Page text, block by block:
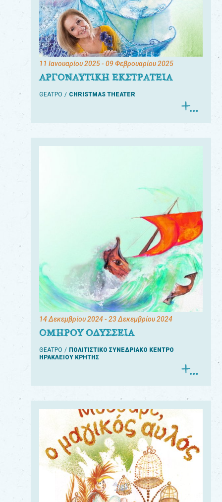
11 Ιανουαρίου 2025- 09 Φεβρουαρίου 2025
ΑΡΓΟΝΑΥΤΙΚΗ ΕΚΣΤΡΑΤΕΙΑ
ΘΕΑΤΡΟ CHRISTMAS THEATER
14 Δεκεμβρίου 2024- 23 Δεκεμβρίου 2024
ΟΜΗΡΟΥ ΟΔΥΣΣΕΙΑ
ΘΕΑΤΡΟ
ΠΟΛΙΤΙΣΤΙΚΟ ΣΥΝΕΔΡΙΑΚΟ ΚΕΝΤΡΟ
ΗΡΑΚΛΕΙΟΥ ΚΡΗΤΗΣ